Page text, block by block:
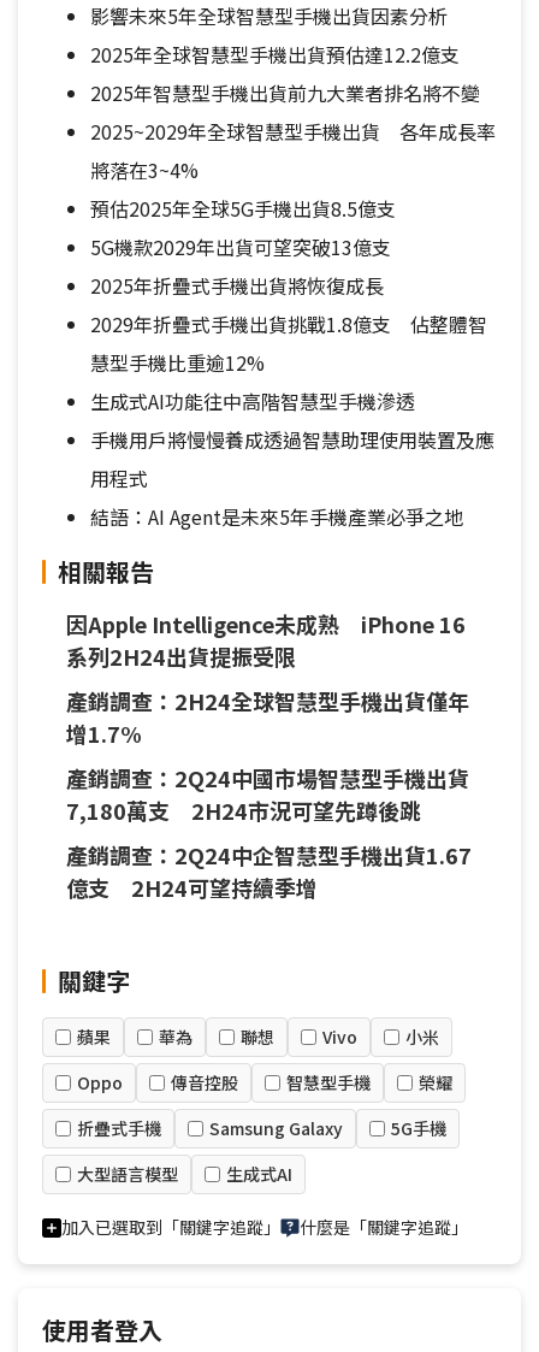
影響未來5年全球智慧型手機出貨因素分析
2025年全球智慧型手機出貨預估達12.2億支
2025年智慧型手機出貨前九大業者排名將不變
2025~2029年全球智慧型手機出貨 各年成長率
將落在3~4%
預估2025年全球5G手機出貨8.5億支
5G機款2029年出貨可望突破13億支
2025年折疊式手機出貨將恢復成長
2029年折疊式手機出貨挑戰1.8億支 佔整體智
慧型手機比重逾12%
生成式AI功能往中高階智慧型手機滲透
手機用戶將慢慢養成透過智慧助理使用裝置及應
用程式
結語：AI Agent是未來5年手機產業必爭之地
相關報告
因Apple Intelligence未成熟 iPhone 16
系列2H24出貨提振受限
產銷調查：2H24全球智慧型手機出貨僅年
增1.7%
產銷調查：2Q24中國市場智慧型手機出貨
7,180萬支 2H24市況可望先蹲後跳
產銷調查：2Q24中企智慧型手機出貨1.67
億支 2H24可望持續季增
關鍵字
蘋果 華為 聯想 Vivo
小米
Oppo
傳音控股 智慧型手機
榮耀
折疊式手機
Samsung Galaxy
5G手機
大型語言模型
生成式AI
加入已選取到「關鍵字追蹤」 什麼是「關鍵字追蹤」
使用者登入